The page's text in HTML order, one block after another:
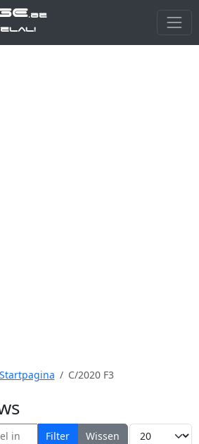
.be
Startpagina C/2020 F3
in Filter Wissen Toon #